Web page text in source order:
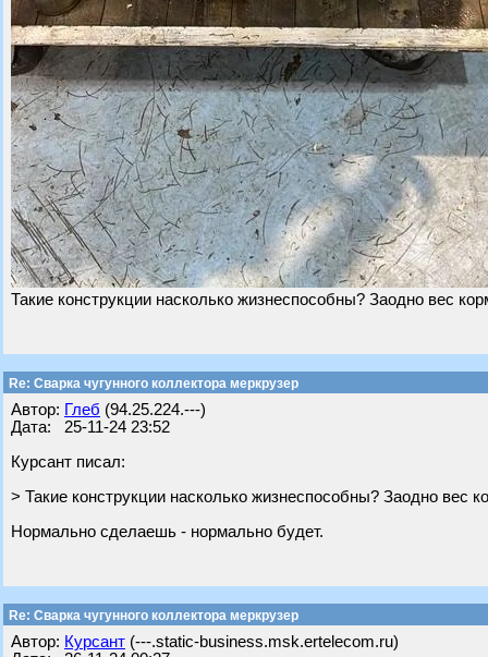
Такие конструкции насколько жизнеспособны? Заодно вес
Re: Сварка чугунного коллектора меркрузер
Автор: Глеб (94.25.224.---)
Дата: 25-11-24 23:52
Курсант писал:
> Такие конструкции насколько жизнеспособны? Заодно вес
Нормально сделаешь - нормально будет.
Re: Сварка чугунного коллектора меркрузер
Автор: Курсант (---.static-business.msk.ertelecom.ru)